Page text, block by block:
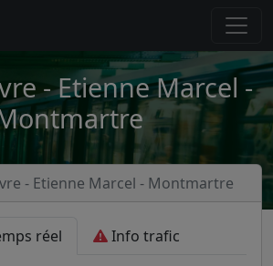
- Etienne Marcel -
- Etienne Marcel - Montmartre
réel Info trafic